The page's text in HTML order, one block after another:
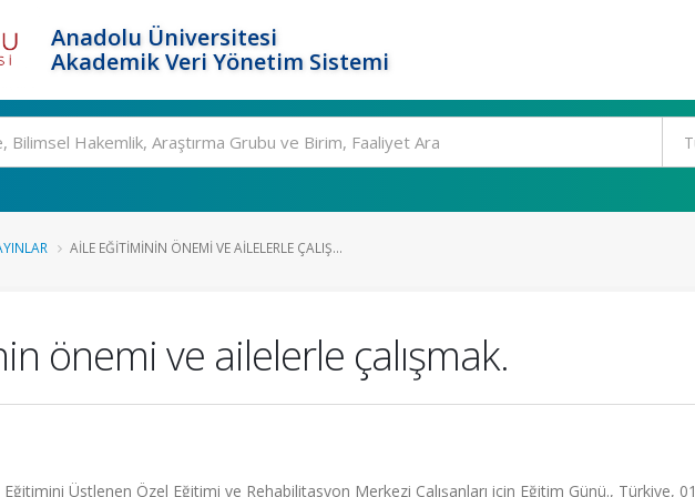
Anadolu Üniversitesi
Akademik Veri Yönetim Sistemi
AILE EĞITIMININ ÖNEMI VE AILELERLE ÇALIŞ...
önemi ve ailelerle çalışmak.
Üstlenen Özel Eğitimi ve Rehabilitasyon Merkezi Çalışanları için Eğitim Günü., Türkiye, 01